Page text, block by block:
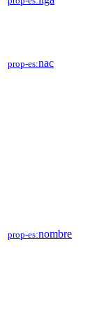
prop-es:nac
prop-es:nombre